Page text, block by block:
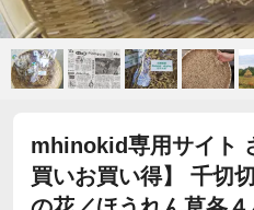
mhinokid専用サイト
買いお買い得】 千切